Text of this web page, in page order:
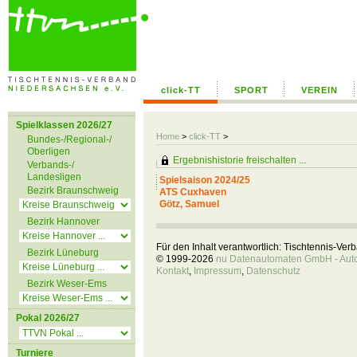
click-TT SPORT VEREIN
Home > click-TT >
Spielklassen 2026/27
Bundes-/Regional-/
Oberligen
Verbands-/
Landesligen
Bezirk Braunschweig
Bezirk Hannover
Bezirk Lüneburg
Bezirk Weser-Ems
Pokal 2026/27
Turniere
Ergebnishistorie freischalten ...
Spielsaison 2024/25
ATS Cuxhaven
Götz, Samuel
Für den Inhalt verantwortlich: Tischtennis-
© 1999-2026 nu Datenautomaten GmbH -
Kontakt, Impressum, Datenschutz